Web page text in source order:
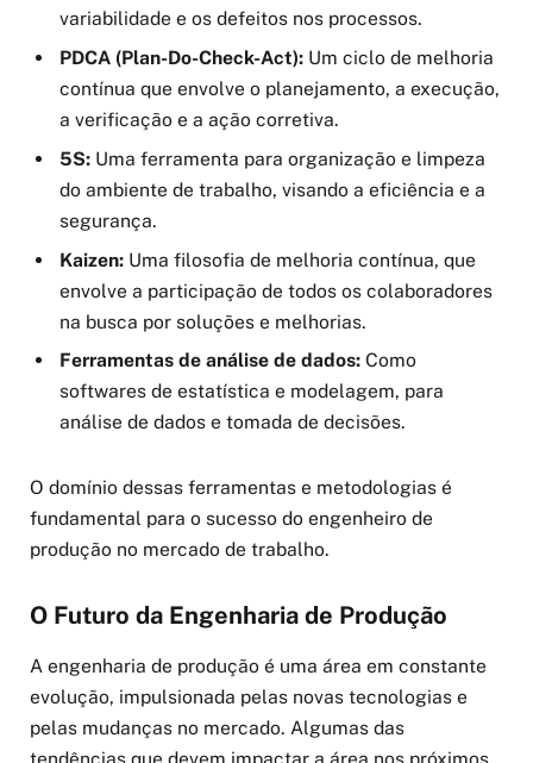
variabilidade e os defeitos nos processos.
PDCA (Plan-Do-Check-Act): Um ciclo de melhoria
contínua que envolve o planejamento, a execução,
a verificação e a ação corretiva.
5S: Uma ferramenta para organização e limpeza
do ambiente de trabalho, visando a eficiência e a
segurança.
Kaizen: Uma filosofia de melhoria contínua, que
envolve a participação de todos os colaboradores
na busca por soluções e melhorias.
Ferramentas de análise de dados: Como
softwares de estatística e modelagem, para
análise de dados e tomada de decisões.
O domínio dessas ferramentas e metodologias é
fundamental para o sucesso do engenheiro de
produção no mercado de trabalho.
O Futuro da Engenharia de Produção
A engenharia de produção é uma área em constante
evolução, impulsionada pelas novas tecnologias e
pelas mudanças no mercado. Algumas das